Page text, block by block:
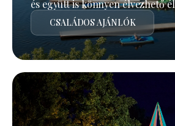
és együtt is könnyen élvezhető
CSALÁDOS AJÁNLÓK